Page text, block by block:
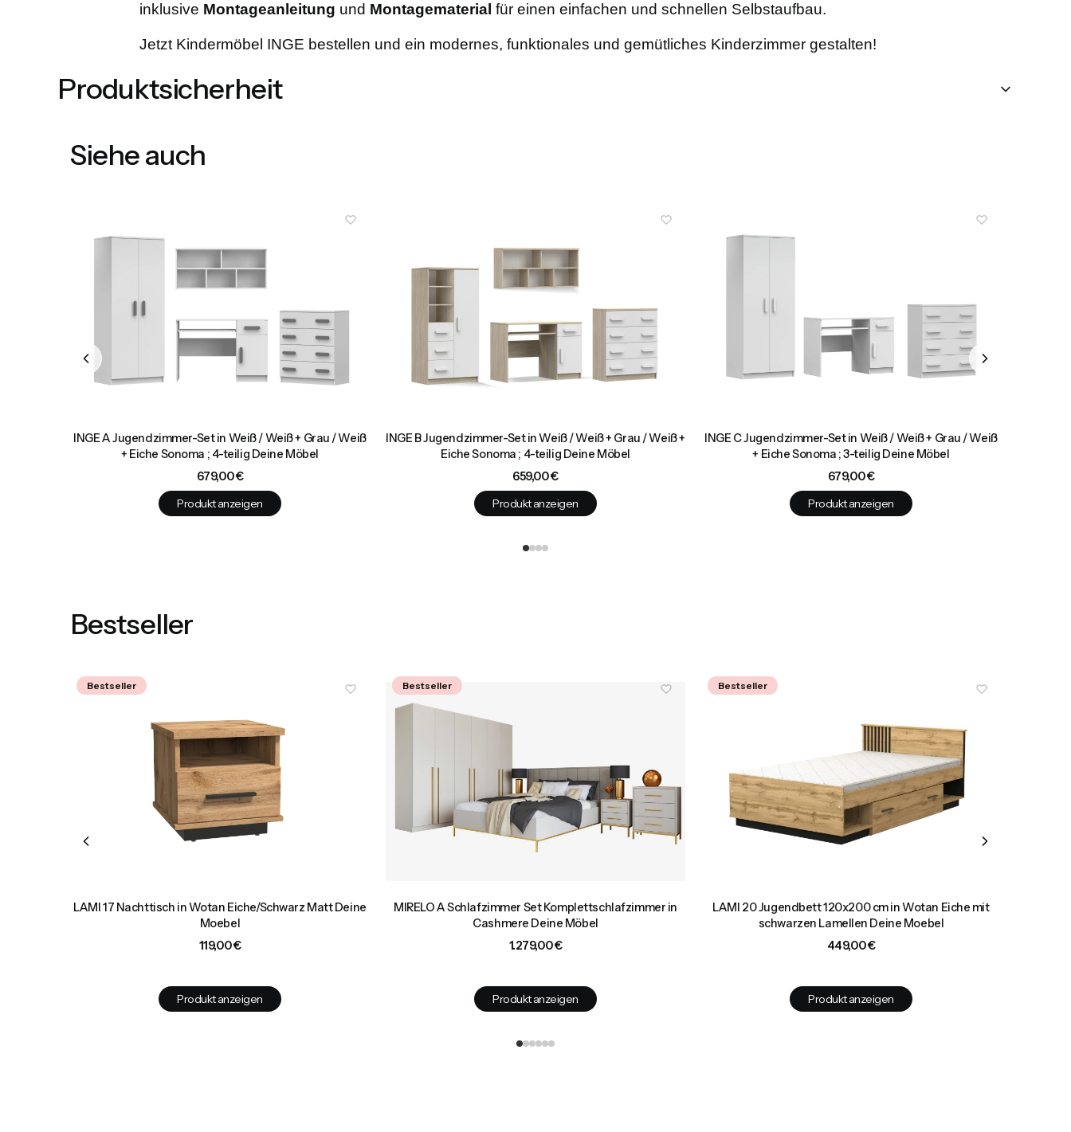
inklusive Montageanleitung und Montagematerial für einen einfachen und schnellen Selbstaufbau.
Jetzt Kindermöbel INGE bestellen und ein modernes, funktionales und gemütliches Kinderzimmer gestalten!
Produktsicherheit
Siehe auch
INGE A Jugendzimmer-Set in Weiß / Weiß + Grau / Weiß
+ Eiche Sonoma ; 4-teilig Deine Möbel
Preis
679,00 €
Produkt anzeigen
INGE B Jugendzimmer-Set in Weiß / Weiß + Grau / Weiß +
Eiche Sonoma ; 4-teilig Deine Möbel
Preis
659,00 €
Produkt anzeigen
INGE C Jugendzimmer-Set in Weiß / Weiß + Grau / Weiß
+ Eiche Sonoma ; 3-teilig Deine Möbel
Preis
679,00 €
Produkt anzeigen
Bestseller
Bestseller
LAMI 17 Nachttisch in Wotan Eiche/Schwarz Matt Deine
Moebel
Preis
119,00 €
Produkt anzeigen
Bestseller
MIRELO A Schlafzimmer Set Komplettschlafzimmer in
Cashmere Deine Möbel
Preis
1.279,00 €
Produkt anzeigen
Bestseller
LAMI 20 Jugendbett 120x200 cm in Wotan Eiche mit
schwarzen Lamellen Deine Moebel
Preis
449,00 €
Produkt anzeigen